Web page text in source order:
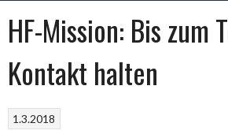
HF-Mission: Bis zum
Kontakt halten
1.3.2018